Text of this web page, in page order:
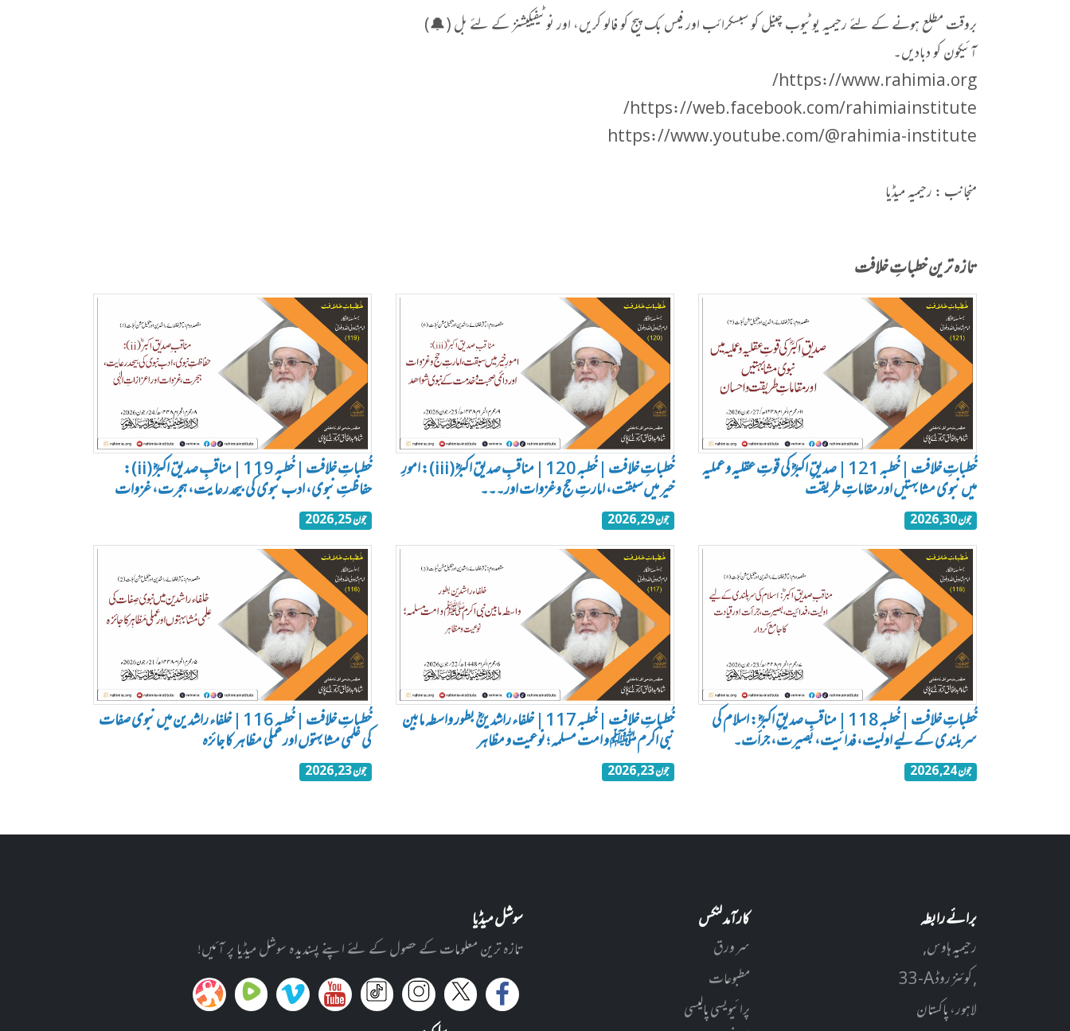
بروقت مطلع ہونے کے لئے رحیمیہ یوٹیوب چینل کو سبسکرائب اور فیس بک پیج کو فالو کریں، اور نوٹیفیکیشنز کے لئے بل (🔔)
آئیکون کو دبادیں۔
https://www.rahimia.org/
https://web.facebook.com/rahimiainstitute/
https://www.youtube.com/@rahimia-institute
منجانب : رحیمیہ میڈیا
تازہ ترین خطباتِ خلافت
خُطباتِ خلافت | خُطبہ 121 | صدیقِ اکبرؓ کی قوتِ عقلیہ و عملیہ
میں نبوی مشابہتیں اور مقاماتِ طریقت
جون 30, 2026
خُطباتِ خلافت | خُطبہ 120 | مناقبِ صدیق اکبرؓ (iii): امورِ
خیر میں سبقت، امارتِ حج وغزوات اور۔۔۔
جون 29, 2026
خُطباتِ خلافت | خُطبہ 119 | مناقبِ صدیق اکبرؓ (ii):
حفاظتِ نبوی، ادب نبوی کی بیحد رعایت، ہجرت، غزوات
جون 25, 2026
خُطباتِ خلافت | خُطبہ 118 | مناقبِ صدیقِ اکبرؓ: اسلام کی
سربلندی کے لیے اولیت، فدائیت، بصیرت، جرأت۔
جون 24, 2026
خُطباتِ خلافت | خُطبہ 117 | خلفاء راشدینؓ بطور واسطہ مابین
نبی اکرم ﷺ و امت مسلمہ ؛ نوعیت و مظاہر
جون 23, 2026
خُطباتِ خلافت | خُطبہ 116 | خلفاء راشدین میں نبوی صفات
کی علمی مشابہتوں اور عملی مظاہر کا جائزہ
جون 23, 2026
برائے رابطہ
رحیمیہ ہاوس,
33-A کوئنز روڈ ,
لاہور، پاکستان
کارآمد لنکس
سر ورق
مطبوعات
پرائیویسی پالیسی
سوشل میڈیا
تازہ ترین معلومات کے حصول کے لئے اپنے پسندیدہ سوشل میڈیا پر آئیں!